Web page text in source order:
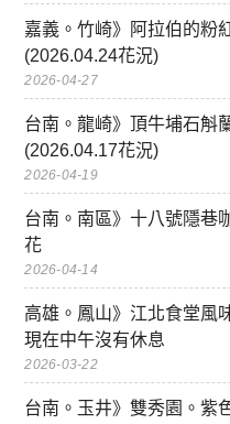
嘉義。竹崎》阿拉伯的粉
(2026.04.24花況)
2026-04-27
台南。龍崎》頂牛埔石斛
(2026.04.17花況)
2026-04-19
台南。南區》十八號隱巷
花
2026-04-14
高雄。鳳山》江北食堂風
現在中午沒有休息
2026-03-22
台南。玉井》雙秀園。紫